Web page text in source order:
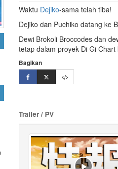
Waktu Dejiko-samatelah tiba!
Dejiko dan Puchiko datang ke
Dewi Brokoli Broccodes dan
tetap dalam proyek Di Gi
Bagikan
Trailer / PV